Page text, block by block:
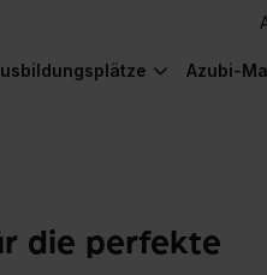
Azubi-
die perfekte